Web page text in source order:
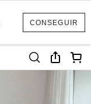
CONSEGUIR